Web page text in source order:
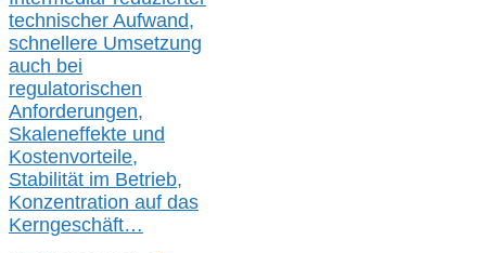
technischer Aufwand,
schnellere Umsetzung
auch bei
regulatorischen
Anforderungen,
Skaleneffekte und
Kostenvorteile,
Stabilität im Betrieb,
Konzentration auf das
Kerngeschäft…